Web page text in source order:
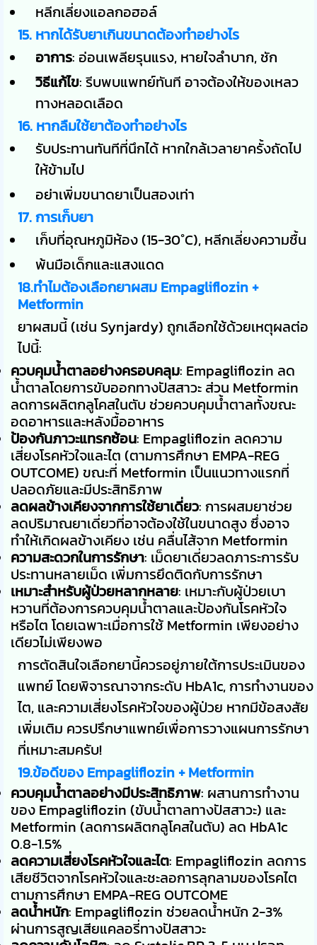
หลีกเลี่ยงแอลกอฮอล์
15. หากได้รับยาเกินขนาดต้องทำอย่างไร
อาการ: อ่อนเพลียรุนแรง, หายใจลำบาก, ชัก
วิธีแก้ไข: รีบพบแพทย์ทันที อาจต้องให้ของเหลว
ทางหลอดเลือด
16. หากลืมใช้ยาต้องทำอย่างไร
รับประทานทันทีที่นึกได้ หากใกล้เวลายาครั้งถัดไป
ให้ข้ามไป
อย่าเพิ่มขนาดยาเป็นสองเท่า
17. การเก็บยา
เก็บที่อุณหภูมิห้อง (15-30°C), หลีกเลี่ยงความชื้น
พ้นมือเด็กและแสงแดด
18.ทำไมต้องเลือกยาผสม Empagliflozin +
Metformin
ยาผสมนี้ (เช่น Synjardy) ถูกเลือกใช้ด้วยเหตุผลต่อ
ไปนี้:
ควบคุมน้ำตาลอย่างครอบคลุม: Empagliflozin ลด
น้ำตาลโดยการขับออกทางปัสสาวะ ส่วน Metformin
ลดการผลิตกลูโคสในตับ ช่วยควบคุมน้ำตาลทั้งขณะ
อดอาหารและหลังมื้ออาหาร
ป้องกันภาวะแทรกซ้อน: Empagliflozin ลดความ
เสี่ยงโรคหัวใจและไต (ตามการศึกษา EMPA-REG
OUTCOME) ขณะที่ Metformin เป็นแนวทางแรกที่
ปลอดภัยและมีประสิทธิภาพ
ลดผลข้างเคียงจากการใช้ยาเดี่ยว: การผสมยาช่วย
ลดปริมาณยาเดี่ยวที่อาจต้องใช้ในขนาดสูง ซึ่งอาจ
ทำให้เกิดผลข้างเคียง เช่น คลื่นไส้จาก Metformin
ความสะดวกในการรักษา: เม็ดยาเดี่ยวลดภาระการรับ
ประทานหลายเม็ด เพิ่มการยึดติดกับการรักษา
เหมาะสำหรับผู้ป่วยหลากหลาย: เหมาะกับผู้ป่วยเบา
หวานที่ต้องการควบคุมน้ำตาลและป้องกันโรคหัวใจ
หรือไต โดยเฉพาะเมื่อการใช้ Metformin เพียงอย่าง
เดียวไม่เพียงพอ
การตัดสินใจเลือกยานี้ควรอยู่ภายใต้การประเมินของ
แพทย์ โดยพิจารณาจากระดับ HbA1c, การทำงานของ
ไต, และความเสี่ยงโรคหัวใจของผู้ป่วย หากมีข้อสงสัย
เพิ่มเติม ควรปรึกษาแพทย์เพื่อการวางแผนการรักษา
ที่เหมาะสมครับ!
19.ข้อดีของ Empagliflozin + Metformin
ควบคุมน้ำตาลอย่างมีประสิทธิภาพ: ผสานการทำงาน
ของ Empagliflozin (ขับน้ำตาลทางปัสสาวะ) และ
Metformin (ลดการผลิตกลูโคสในตับ) ลด HbA1c
0.8-1.5%
ลดความเสี่ยงโรคหัวใจและไต: Empagliflozin ลดการ
เสียชีวิตจากโรคหัวใจและชะลอการลุกลามของโรคไต
ตามการศึกษา EMPA-REG OUTCOME
ลดน้ำหนัก: Empagliflozin ช่วยลดน้ำหนัก 2-3%
ผ่านการสูญเสียแคลอรี่ทางปัสสาวะ